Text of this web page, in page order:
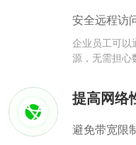
安全远程访
企业员工可以
源，无需担心
提高网络
避免带宽限